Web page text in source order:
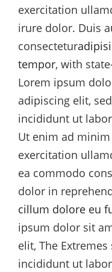
exercitation
irure dolor. Duis
consectetur
tempor, with
Lorem ipsum
adipiscing elit,
incididunt ut
Ut enim ad
exercitation
ea commodo
dolor in
cillum dolore eu
ipsum dolor sit
elit, The
incididunt ut